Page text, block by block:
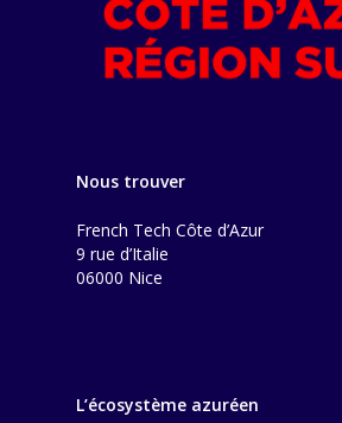
Nous trouver
French Tech Côte d’Azur
9 rue d’Italie
06000 Nice
L’écosystème azuréen